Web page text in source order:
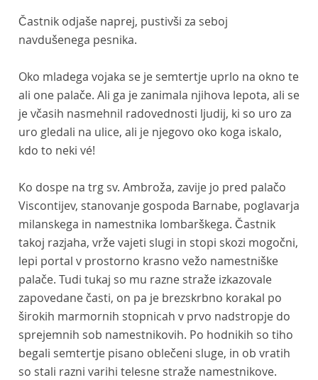
Častnik odjaše naprej, pustivši za seboj
navdušenega pesnika.
Oko mladega vojaka se je semtertje uprlo na okno te
ali one palače. Ali ga je zanimala njihova lepota, ali se
je včasih nasmehnil radovednosti ljudij, ki so uro za
uro gledali na ulice, ali je njegovo oko koga iskalo,
kdo to neki vé!
Ko dospe na trg sv. Ambroža, zavije jo pred palačo
Viscontijev, stanovanje gospoda Barnabe, poglavarja
milanskega in namestnika lombarškega. Častnik
takoj razjaha, vrže vajeti slugi in stopi skozi mogočni,
lepi portal v prostorno krasno vežo namestniške
palače. Tudi tukaj so mu razne straže izkazovale
zapovedane časti, on pa je brezskrbno korakal po
širokih marmornih stopnicah v prvo nadstropje do
sprejemnih sob namestnikovih. Po hodnikih so tiho
begali semtertje pisano oblečeni sluge, in ob vratih
so stali razni varihi telesne straže namestnikove.